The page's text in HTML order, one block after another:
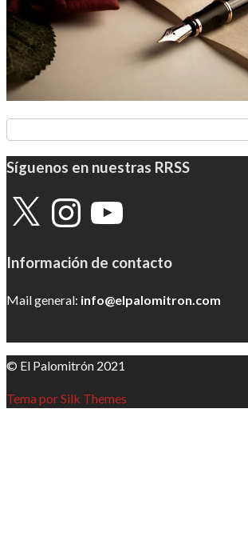
Síguenos en nuestras RRSS
X InstagramYouTube
Información de contacto
Mail general: info@elpalomitron.com
© El Palomitrón 2021
Tema por Silk Themes